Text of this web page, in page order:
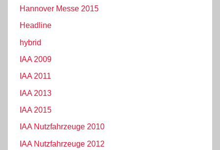
Hannover Messe 2015
Headline
hybrid
IAA 2009
IAA 2011
IAA 2013
IAA 2015
IAA Nutzfahrzeuge 2010
IAA Nutzfahrzeuge 2012